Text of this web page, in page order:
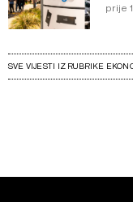
prije
SVE VIJESTI IZ RUBRIKE